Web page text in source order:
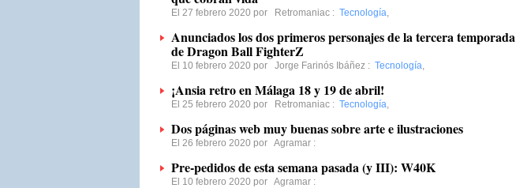
El 27 febrero 2020 por Retromaniac : Tecnología,
Anunciados los dos primeros personajes de la tercera temporada
de Dragon Ball FighterZ
El 10 febrero 2020 por Jorge Farinós Ibáñez : Tecnología,
¡Ansia retro en Málaga 18 y 19 de abril!
El 25 febrero 2020 por Retromaniac : Tecnología,
Dos páginas web muy buenas sobre arte e ilustraciones
El 26 febrero 2020 por Agramar :
Pre-pedidos de esta semana pasada (y III): W40K
El 10 febrero 2020 por Agramar :